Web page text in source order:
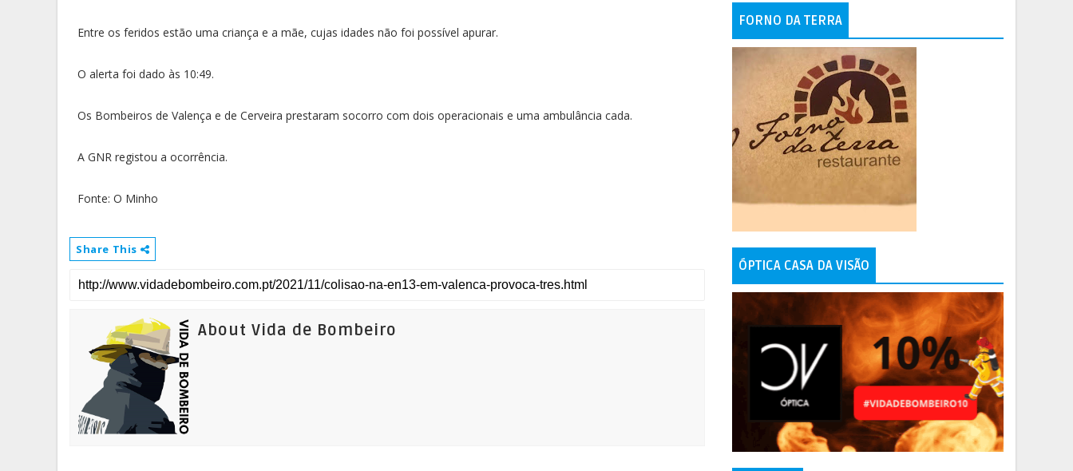
Entre os feridos estão uma criança e a mãe, cujas idades não foi possível apurar.
O alerta foi dado às 10:49.
Os Bombeiros de Valença e de Cerveira prestaram socorro com dois operacionais e uma ambulância cada.
A GNR registou a ocorrência.
Fonte: O Minho
Share This
About Vida de Bombeiro
FORNO DA TERRA
ÓPTICA CASA DA VISÃO